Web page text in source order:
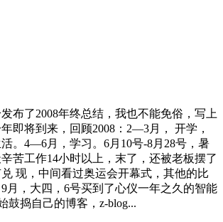
布了2008年终总结，我也不能免俗，写上
即将到来，回顾2008：2—3月， 开学，
。4—6月，学习。6月10号-8月28号，暑
苦工作14小时以上，末了，还被老板摆了
现，中间看过奥运会开幕式，其他的比
月，大四，6号买到了心仪一年之久的智能
鼓捣自己的博客，z-blog...